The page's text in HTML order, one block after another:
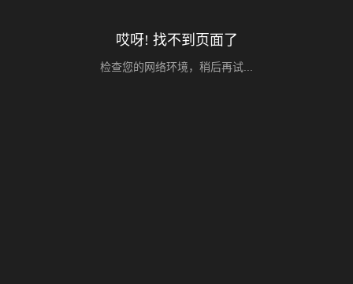
哎呀! 找不到页面了
检查您的网络环境，稍后再试...